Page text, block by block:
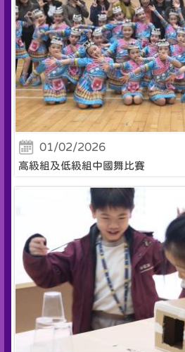
01/02/2026
高級組及低級組中國舞比賽